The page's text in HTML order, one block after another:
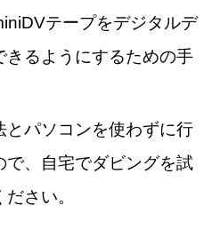
テープをデジタルデ
きるようにするための手
とパソコンを使わずに行
で、自宅でダビングを試
さい。